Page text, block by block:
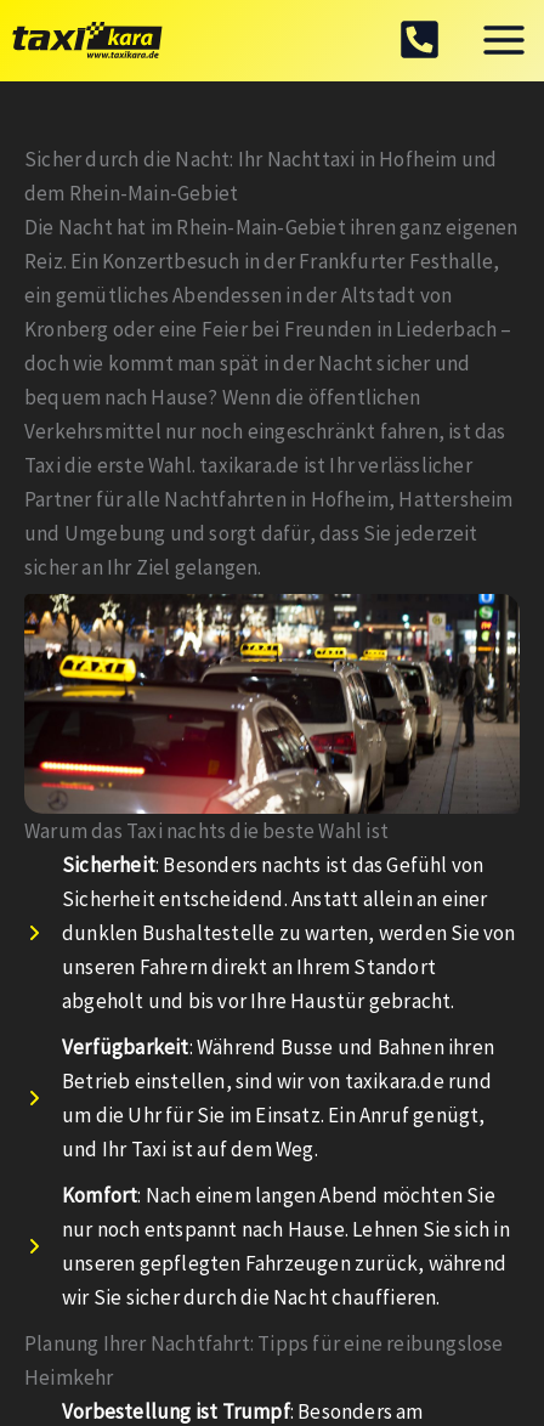
Inhalt
springen
Sicher durch die Nacht: Ihr Nachttaxi in Hofheim und
dem Rhein-Main-Gebiet
Die Nacht hat im Rhein-Main-Gebiet ihren ganz eigenen
Reiz. Ein Konzertbesuch in der Frankfurter Festhalle,
ein gemütliches Abendessen in der Altstadt von
Kronberg oder eine Feier bei Freunden in Liederbach –
doch wie kommt man spät in der Nacht sicher und
bequem nach Hause? Wenn die öffentlichen
Verkehrsmittel nur noch eingeschränkt fahren, ist das
Taxi die erste Wahl. taxikara.de ist Ihr verlässlicher
Partner für alle Nachtfahrten in Hofheim, Hattersheim
und Umgebung und sorgt dafür, dass Sie jederzeit
sicher an Ihr Ziel gelangen.
Warum das Taxi nachts die beste Wahl ist
Sicherheit: Besonders nachts ist das Gefühl von
Sicherheit entscheidend. Anstatt allein an einer
dunklen Bushaltestelle zu warten, werden Sie von
unseren Fahrern direkt an Ihrem Standort
abgeholt und bis vor Ihre Haustür gebracht.
Verfügbarkeit: Während Busse und Bahnen ihren
Betrieb einstellen, sind wir von taxikara.de rund
um die Uhr für Sie im Einsatz. Ein Anruf genügt,
und Ihr Taxi ist auf dem Weg.
Komfort: Nach einem langen Abend möchten Sie
nur noch entspannt nach Hause. Lehnen Sie sich in
unseren gepflegten Fahrzeugen zurück, während
wir Sie sicher durch die Nacht chauffieren.
Planung Ihrer Nachtfahrt: Tipps für eine reibungslose
Heimkehr
Vorbestellung ist Trumpf: Besonders am